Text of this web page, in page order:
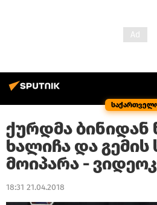
ქურდმა ბინიდან
ხალიჩა და გემის
მოიპარა -
18:31 21.04.2018